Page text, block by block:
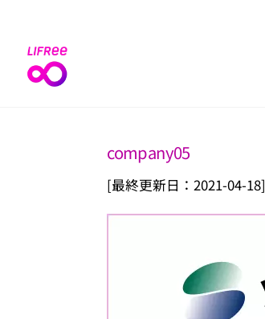
content
company05
[最終更新日：2021-04-18]